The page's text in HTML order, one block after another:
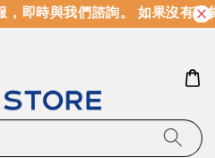
即時與我們諮詢。 如果沒有現